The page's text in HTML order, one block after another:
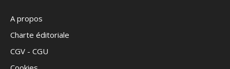
A propos
Charte éditoriale
CGV - CGU